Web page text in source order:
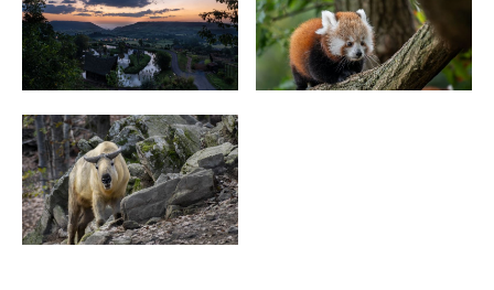
NO SE LO PIERDA
LA PLENA NATURALEZA
VISITAS Y SABER HACER
AGENDA